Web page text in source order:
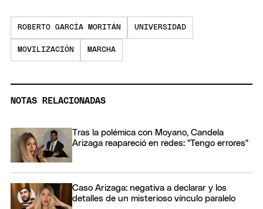
ROBERTO GARCÍA MORITÁN UNIVERSIDAD
MOVILIZACIÓN MARCHA
NOTAS RELACIONADAS
Tras la polémica con Moyano, Candela
Arizaga reapareció en redes: "Tengo errores"
Caso Arizaga: negativa a declarar y los
detalles de un misterioso vínculo paralelo